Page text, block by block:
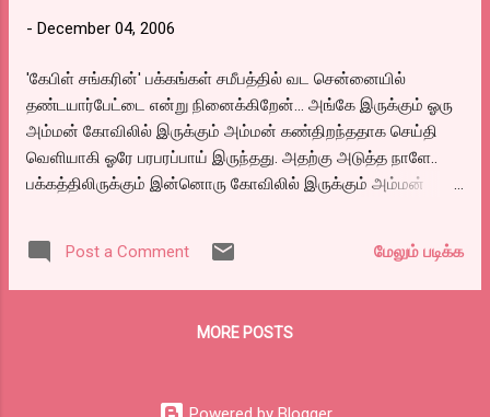
- December 04, 2006
'கேபிள் சங்கரின்' பக்கங்கள் சமீபத்தில் வட சென்னையில்
தண்டயார்பேட்டை என்று நினைக்கிறேன்... அங்கே இருக்கும் ஓரு
அம்மன் கோவிலில் இருக்கும் அம்மன் கண்திறந்ததாக செய்தி
வெளியாகி ஓரே பரபரப்பாய் இருந்தது. அதற்கு அடுத்த நாளே..
பக்கத்திலிருக்கும் இன்னொரு கோவிலில் இருக்கும் அம்மன்
தினத்தந்தியில் படம் கூட போடப்பட்டது. ஆனால் அதற்கு அப்புறம்
அதை பற்றிய எந்த விஷயமும் வரவில்லை.. ஓரு வேளை அது
வெறும் புரளியா? அல்லது நடந்தது என்ன? வீணாக ஓரு விஷயம்
அடுத்த செய்தியையும் வெளீயிட வேண்டிய கடமை அதற்கு
Post a Comment மேலும் படிக்க
MORE POSTS